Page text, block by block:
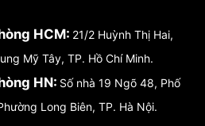
HCM: 21/2 Huỳnh Thị Hai,
Mỹ Tây, TP. Hồ Chí Minh.
HN: Số nhà 19 Ngõ 48, Phố
Long Biên, TP. Hà Nội.